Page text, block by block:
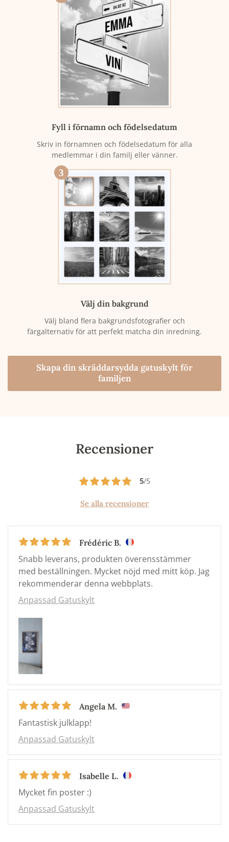
Fyll i förnamn och födelsedatum
Skriv in förnamnen och födelsedatum för alla
medlemmar i din familj eller vänner.
3
Välj din bakgrund
Välj bland flera bakgrundsfotografier och
färgalternativ för att perfekt matcha din inredning.
Skapa din skräddarsydda gatuskylt för
familjen
Recensioner
5/5
Se alla recensioner
Frédéric B.
Snabb leverans, produkten överensstämmer
med beställningen. Mycket nöjd med mitt köp. Jag
rekommenderar denna webbplats.
Anpassad Gatuskylt
Angela M.
Fantastisk julklapp!
Anpassad Gatuskylt
Isabelle L.
Mycket fin poster :)
Anpassad Gatuskylt